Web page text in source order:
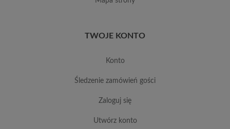
TWOJE KONTO
konto
śledzenie zamówień gości
zaloguj się
utwórz konto